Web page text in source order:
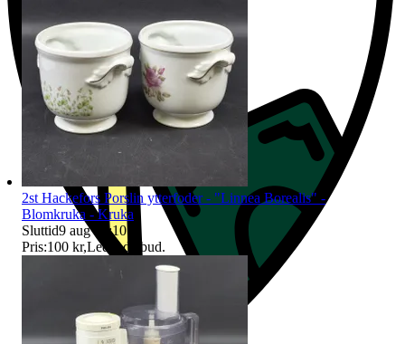
2st Hackefors Porslin ytterfoder - "Linnea Borealis" -
Blomkruka - Kruka
Sluttid9 aug 18:10.
Pris:100 kr,Ledande bud.